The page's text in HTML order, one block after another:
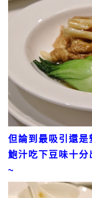
但論到最吸引還
鮑汁吃下豆味十分
~